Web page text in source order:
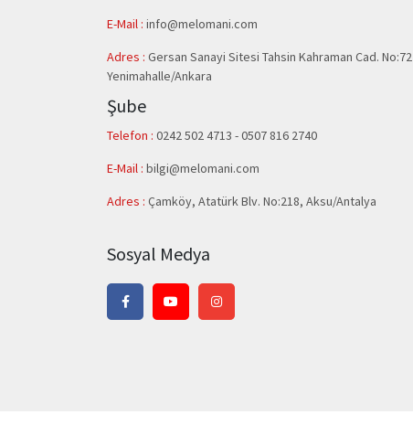
E-Mail : info@melomani.com
Adres : Gersan Sanayi Sitesi Tahsin Kahraman Cad. No:72
Yenimahalle/Ankara
Şube
Telefon : 0242 502 4713 - 0507 816 2740
E-Mail : bilgi@melomani.com
Adres : Çamköy, Atatürk Blv. No:218, Aksu/Antalya
Sosyal Medya